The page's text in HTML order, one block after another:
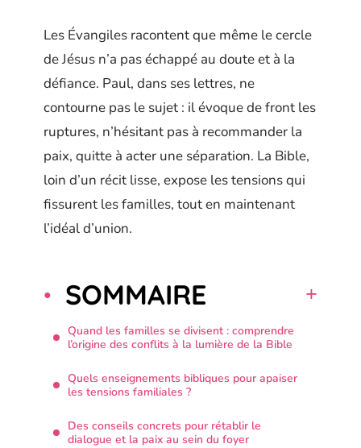
Les Évangiles racontent que même le cercle
de Jésus n’a pas échappé au doute et à la
défiance. Paul, dans ses lettres, ne
contourne pas le sujet : il évoque de front les
ruptures, n’hésitant pas à recommander la
paix, quitte à acter une séparation. La Bible,
loin d’un récit lisse, expose les tensions qui
fissurent les familles, tout en maintenant
l’idéal d’union.
SOMMAIRE
Quand les familles se divisent : comprendre
l’origine des conflits à la lumière de la Bible
Quels enseignements bibliques pour apaiser
les tensions familiales ?
Des conseils concrets pour rétablir le
dialogue et la paix au sein du foyer